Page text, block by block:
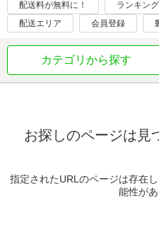
配送料が無料に！ ランキング
配送エリア
会員登録
カテゴリから探す
お探しのページは見
指定されたURLのページは存在
能性があ